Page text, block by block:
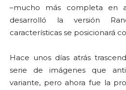
–mucho más completa en
desarrolló la versión
características se posicionará
Hace unos días atrás
serie de imágenes que
variante, pero ahora fue la